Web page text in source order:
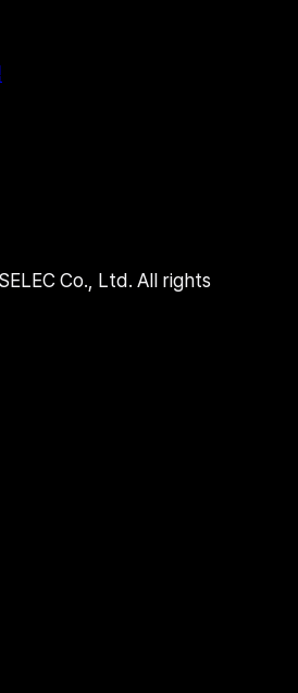
Co., Ltd. All rights